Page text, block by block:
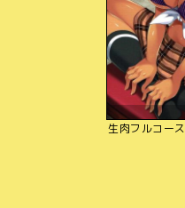
生肉フルコース